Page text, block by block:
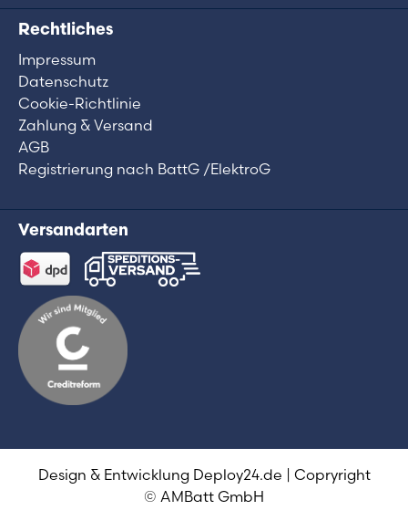
Rechtliches
Impressum
Datenschutz
Cookie-Richtlinie
Zahlung & Versand
AGB
Registrierung nach BattG /ElektroG
Versandarten
Design & Entwicklung Deploy24.de | Copryright
© AMBatt GmbH